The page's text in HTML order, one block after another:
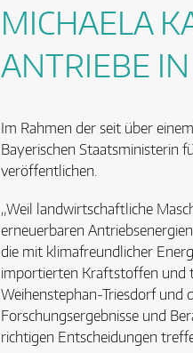
MICHAELA
ANTRIEBE
Im Rahmen der seit über
Bayerischen Staatsministerin
veröffentlichen.
„Weil landwirtschaftliche
erneuerbaren
die mit klimafreundlicher
importierten Kraftstoffen und
Weihenstephan-Triesdorf und
Forschungsergebnisse und
richtigen Entscheidungen